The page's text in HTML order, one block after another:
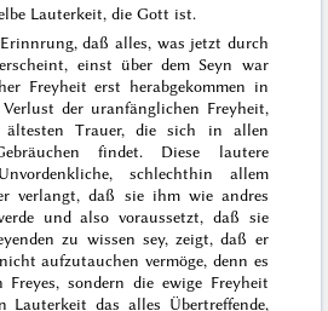
Lauterkeit, die Gott ist.
daß alles, was jetzt durch
einst über dem Seyn war
Freyheit erst herabgekommen in
Verlust der uranfänglichen Freyheit,
ältesten Trauer, die sich in allen
findet. Diese lautere
schlechthin allem
verlangt, daß sie ihm wie andres
und also voraussetzt, daß sie
zu wissen sey, zeigt, daß er
nichtaufzutauchen vermöge, denn es
sondern die ewige Freyheit
Lauterkeit das alles Übertreffende,